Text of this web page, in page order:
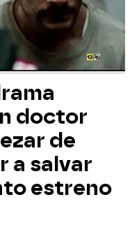
doctor
de
a salvar
estreno